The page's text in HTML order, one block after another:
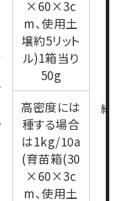
×60×3c
m、使用土
壌約5リット
ル)1箱当り
50g
緑化
高密度には
種する場合
は1kg/10a
(育苗箱(30
×60×3c
m、使用土